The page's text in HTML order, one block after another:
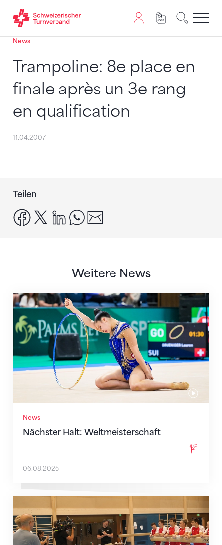
Zum Inhalt springen
Zur Sitemap navigieren
Zum Navigieren dieser Seite wird JavaScript benötigt.
News
Trampoline: 8e place en
finale après un 3e rang
en qualification
11.04.2007
Teilen
facebook
x linkedinwhatsapp
Weitere News
News
Nächster Halt: Weltmeisterschaft
Nächster Halt: Weltmeisterschaft
06.08.2026
Mit klaren Zielen nach Zagreb